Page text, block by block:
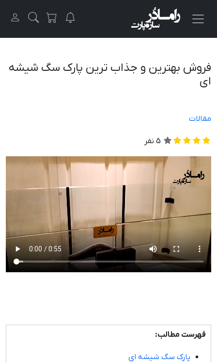
فروش بهترین و جذاب ترین پارک سگ شیشه
ای
مقالات
5 نفر
فهرست مطالب:
پارک سگ شیشه ای